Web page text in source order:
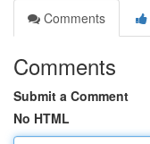
Comments
Comments
Submit a Comment
No HTML